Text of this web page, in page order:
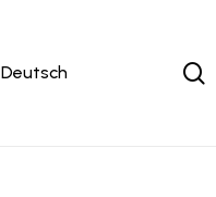
Deutsch